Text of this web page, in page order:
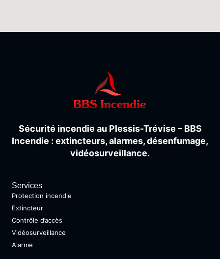
Sécurité incendie au Plessis-Trévise – BBS
Incendie : extincteurs,alarmes,désenfumage,
vidéosurveillance.
Services
Protection incendie
Extincteur
Contrôle d’accès
Vidéosurveillance
Alarme